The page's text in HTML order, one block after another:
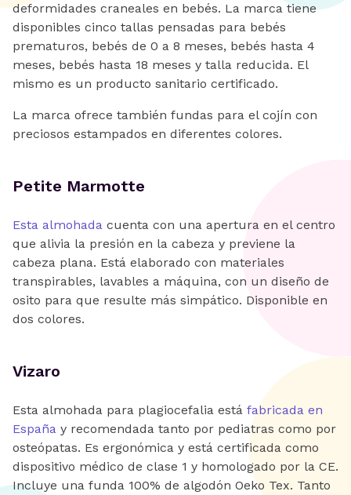
deformidades craneales en bebés. La marca tiene
disponibles cinco tallas pensadas para bebés
prematuros, bebés de 0 a 8 meses, bebés hasta 4
meses, bebés hasta 18 meses y talla reducida. El
mismo es un producto sanitario certificado.
La marca ofrece también fundas para el cojín con
preciosos estampados en diferentes colores.
Petite Marmotte
Esta almohada cuenta con una apertura en el centro
que alivia la presión en la cabeza y previene la
cabeza plana. Está elaborado con materiales
transpirables, lavables a máquina, con un diseño de
osito para que resulte más simpático. Disponible en
dos colores.
Vizaro
Esta almohada para plagiocefalia está fabricada en
España y recomendada tanto por pediatras como por
osteópatas. Es ergonómica y está certificada como
dispositivo médico de clase 1 y homologado por la CE.
Incluye una funda 100% de algodón Oeko Tex. Tanto